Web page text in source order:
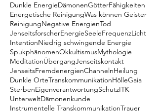
Dunkle EnergieDämonenGötterFähigkeiten
Energetische ReinigungWas können Geister
ReinigungNegative EnergienTod
JenseitsforscherEnergieSeeleFrequenzLicht
IntentionNiedrig schwingende Energie
SpukphänomenOkkultismusMythologie
MeditationÜbergangJenseitskontakt
JenseitsFremdenergienChannelnHeilung
Dunkle OrteTranskommunikationHölleGaia
SterbenEigenverantwortungSchutzITK
UnterweltDämonenkunde
Instrumentelle TranskommunikationTrauer